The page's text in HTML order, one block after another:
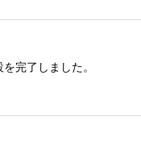
完了しました。